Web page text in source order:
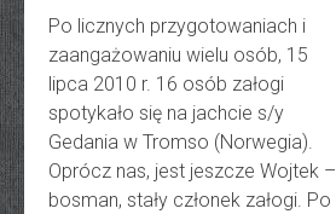
Po licznych przygotowaniach i
zaangażowaniu wielu osób, 15
lipca 2010 r. 16 osób załogi
spotykało się na jachcie s/y
Gedania w Tromso (Norwegia).
Oprócz nas, jest jeszcze Wojtek –
bosman, stały członek załogi. Po